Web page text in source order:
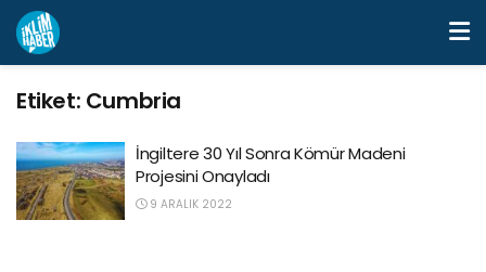
Etiket: Cumbria
İngiltere 30 Yıl Sonra Kömür Madeni
Projesini Onayladı
9 ARALIK 2022